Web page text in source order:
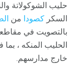
حليب الشوكولاتة
السكر كصودا من
بالتصويت في
الحليب المنكه ،
خارج مدارسهم.